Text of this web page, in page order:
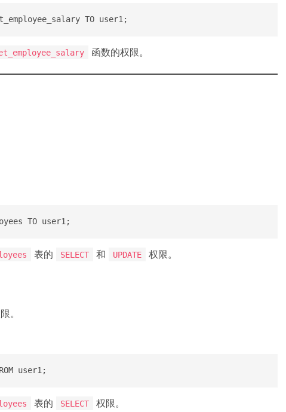
TO user1;
函数的权限。
TO user1;
表的 SELECT 和 UPDATE 权限。
。
user1;
表的 SELECT 权限。